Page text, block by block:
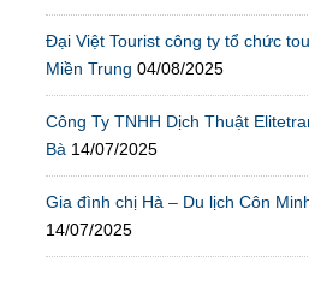
Đại Việt Tourist công ty tổ chức
Miền Trung 04/08/2025
Công Ty TNHH Dịch Thuật
Bà 14/07/2025
Gia đình chị Hà – Du lịch Côn
14/07/2025